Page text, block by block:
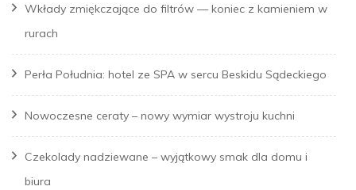
Wkłady zmiękczające do filtrów — koniec z kamieniem w
rurach
Perła Południa: hotel ze SPA w sercu Beskidu Sądeckiego
Nowoczesne ceraty – nowy wymiar wystroju kuchni
Czekolady nadziewane – wyjątkowy smak dla domu i
biura